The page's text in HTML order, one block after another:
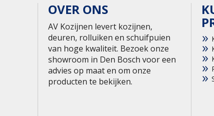
OVER ONS
AV Kozijnen levert kozijnen,
deuren, rolluiken en schuifpuien
van hoge kwaliteit. Bezoek onze
showroom in Den Bosch voor een
advies op maat en om onze
producten te bekijken.